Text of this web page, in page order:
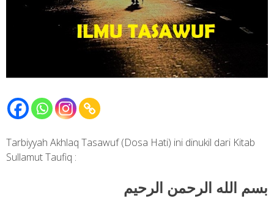
Tarbiyyah Akhlaq Tasawuf (Dosa Hati) ini dinukil dari Kitab
Sullamut Taufiq :
بسم الله الرحمن الرحيم